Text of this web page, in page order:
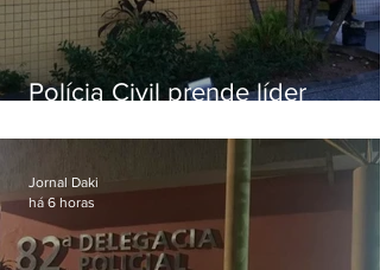
Polícia Civil prende líder
sexualmente de fiéis por mais
uma década
Jornal Daki
há 6 horas